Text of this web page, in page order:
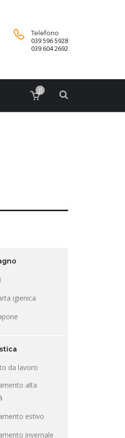
Telefono
039 596 5928
039 604 2692
0
igienica
da lavoro
alta
estivo
invernale